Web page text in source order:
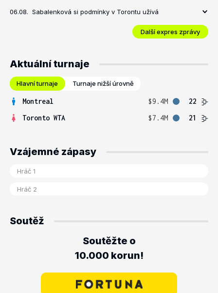
06.08. Sabalenková si podmínky v Torontu užívá
Další expres zprávy
Aktuální turnaje
Hlavní turnaje Turnaje nižší úrovně
Montreal $9.4M
22
Toronto WTA
$7.4M 21
Vzájemné zápasy
Soutěž
Soutěžte o
10.000 korun!